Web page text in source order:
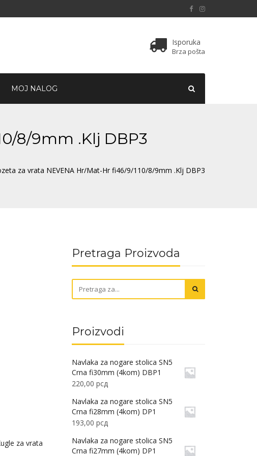
Isporuka
Brza pošta
MOJ NALOG
8/9mm .Klj DBP3
za vrata NEVENA Hr/Mat-Hr fi46/9/110/8/9mm .Klj DBP3
za vrata
Pretraga Proizvoda
Proizvodi
Navlaka za nogare stolica SN5
Crna fi30mm (4kom) DBP1
220,00 рсд
Navlaka za nogare stolica SN5
Crna fi28mm (4kom) DP1
193,00 рсд
Navlaka za nogare stolica SN5
Crna fi27mm (4kom) DP1